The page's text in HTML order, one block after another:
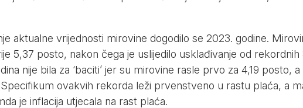
aktualne vrijednosti mirovine dogodilo se 2023. godine.
5,37 posto, nakon čega je uslijedilo usklađivanje od rekordnih
nije bila za ‘baciti’ jer su mirovine rasle prvo za 4,19 posto, a
ovakvih rekorda leži prvenstveno u rastu plaća, a
je inflacija utjecala na rast plaća.